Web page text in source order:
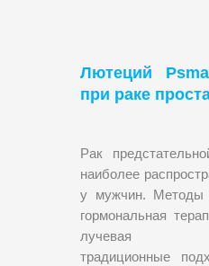
Лютеций
при раке
Рак
наиболее
у мужчин. Методы
гормональная
лучевая
традиционныe